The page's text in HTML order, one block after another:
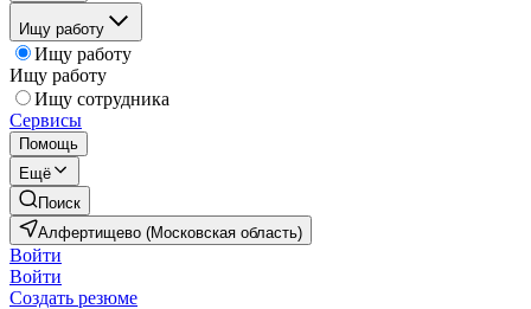
Ищу работу
Ищу работу
Ищу работу
Ищу сотрудника
Сервисы
Помощь
Ещё
Поиск
Алфертищево (Московская область)
Войти
Войти
Создать резюме